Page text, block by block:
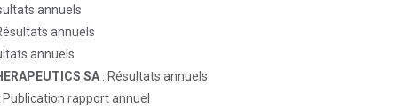
annuels
annuels
annuels
SA : Résultats annuels
Publication rapport annuel